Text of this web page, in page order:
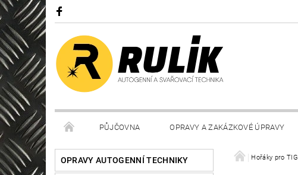
PŮJČOVNA OPRAVY A ZAKÁZKOVÉ ÚPRAVY
OPRAVY AUTOGENNÍ TECHNIKY Hořáky pro TIG